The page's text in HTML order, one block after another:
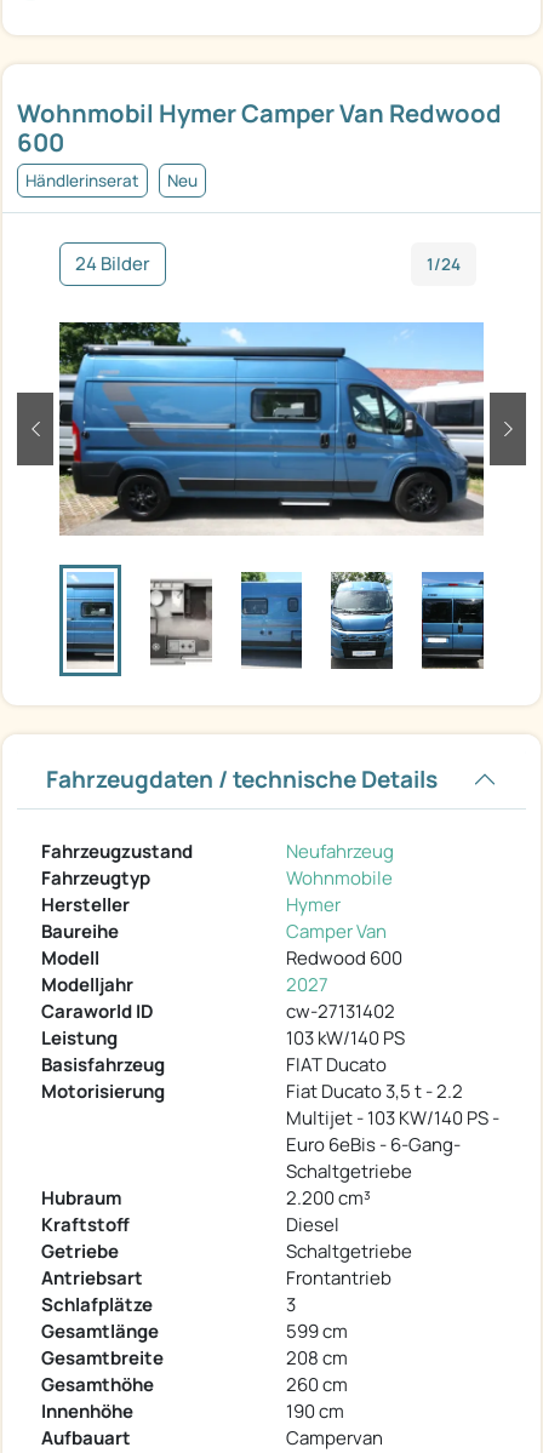
Wohnmobil Hymer Camper Van Redwood
600
Händlerinserat Neu
24 Bilder 1/24
zurück
Fahrzeugdaten / technische Details
Fahrzeugzustand
Neufahrzeug
Fahrzeugtyp
Wohnmobile
Hersteller
Hymer
Baureihe
Camper Van
Modell
Redwood 600
Modelljahr
2027
Caraworld ID
cw-27131402
Leistung
103 kW/140 PS
Basisfahrzeug
FIAT Ducato
Motorisierung
Fiat Ducato 3,5 t - 2.2
Multijet - 103 KW/140 PS -
Euro 6eBis - 6-Gang-
Schaltgetriebe
Hubraum
2.200 cm³
Kraftstoff
Diesel
Getriebe
Schaltgetriebe
Antriebsart
Frontantrieb
Schlafplätze
3
Gesamtlänge
599 cm
Gesamtbreite
208 cm
Gesamthöhe
260 cm
Innenhöhe
190 cm
Aufbauart
Campervan